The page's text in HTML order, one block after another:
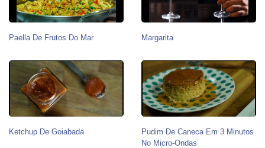
Paella De Frutos Do Mar Margarita
Ketchup De Goiabada
Pudim De Caneca Em 3 Minutos
No Micro-Ondas